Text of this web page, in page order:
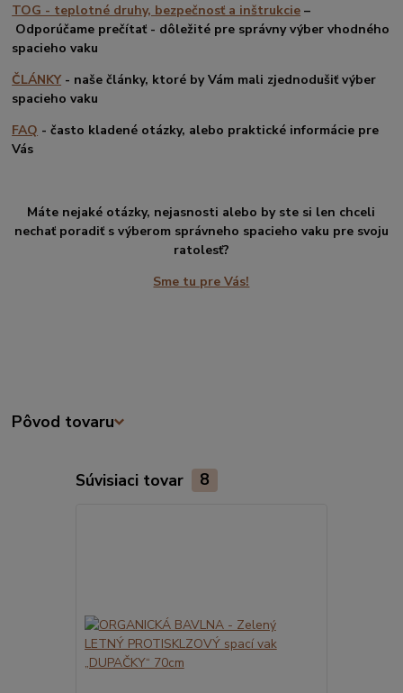
TOG - teplotné druhy, bezpečnosť a inštrukcie –
Odporúčame prečítať - dôležité pre správny výber vhodného
spacieho vaku
ČLÁNKY - naše články, ktoré by Vám mali zjednodušiť výber
spacieho vaku
FAQ -často kladené otázky, alebo praktické informácie pre
Vás
Máte nejaké otázky, nejasnosti alebo by ste si len chceli
nechať poradiť s výberom správneho spacieho vaku pre svoju
ratolesť?
Sme tu pre Vás!
Pôvod tovaru
Súvisiaci tovar 8